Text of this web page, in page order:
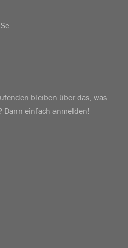
bleiben über das, was
Dann einfach anmelden!